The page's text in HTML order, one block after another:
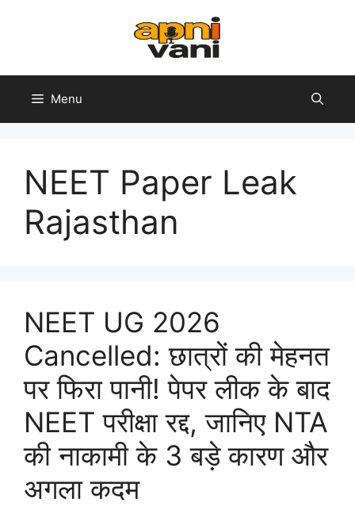
Menu
NEET Paper Leak
Rajasthan
NEET UG 2026
Cancelled: छात्रों की मेहनत
पर फिरा पानी! पेपर लीक के बाद
NEET परीक्षा रद्द, जानिए NTA
की नाकामी के 3 बड़े कारण और
अगला कदम